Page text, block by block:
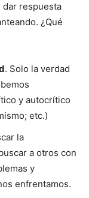
dar respuesta
¿Qué
. Solo la verdad
y autocrítico
etc.)
la
a otros con
y
enfrentamos.